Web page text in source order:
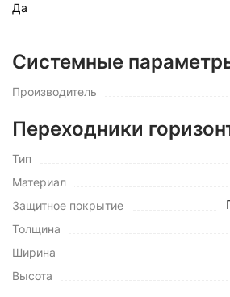
Да
Системные
Производитель
Переходники
Тип
Материал
Защитное покрытие
Толщина
Ширина
Высота